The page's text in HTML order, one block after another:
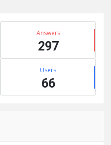
Answers
297
Users
66